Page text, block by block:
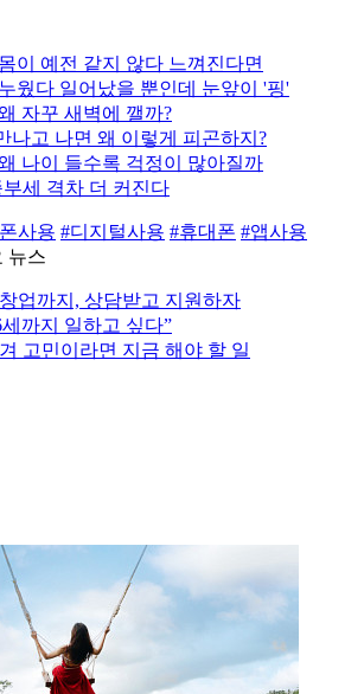
이 예전 같지 않다 느껴진다면
웠다 일어났을 뿐인데 눈앞이 '핑'
자꾸 새벽에 깰까?
나고 나면 왜 이렇게 피곤하지?
나이 들수록 걱정이 많아질까
부세 격차 더 커진다
사용 #디지털사용 #휴대폰 #앱사용
뉴스
업까지, 상담받고 지원하자
세까지 일하고 싶다”
고민이라면 지금 해야 할 일